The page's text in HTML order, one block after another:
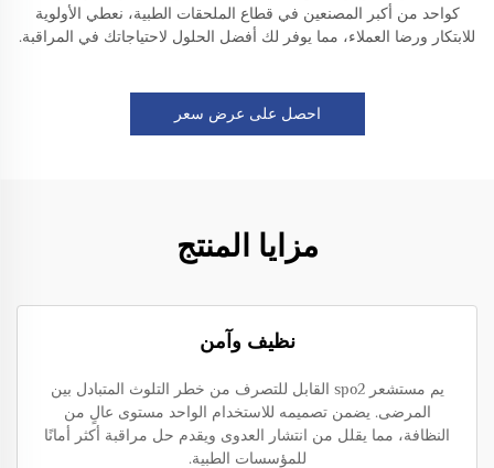
كواحد من أكبر المصنعين في قطاع الملحقات الطبية، نعطي الأولوية
للابتكار ورضا العملاء، مما يوفر لك أفضل الحلول لاحتياجاتك في المراقبة.
احصل على عرض سعر
مزايا المنتج
نظيف وآمن
يم مستشعر spo2 القابل للتصرف من خطر التلوث المتبادل بين
المرضى. يضمن تصميمه للاستخدام الواحد مستوى عالٍ من
النظافة، مما يقلل من انتشار العدوى ويقدم حل مراقبة أكثر أمانًا
للمؤسسات الطبية.